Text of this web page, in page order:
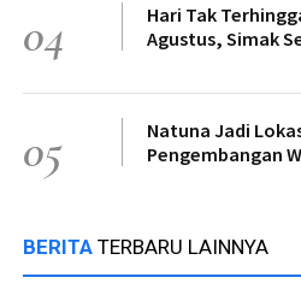
04
Hari Tak
Agustus, Simak
05
Natuna Jadi
Pengembangan
BERITA TERBARU LAINNYA